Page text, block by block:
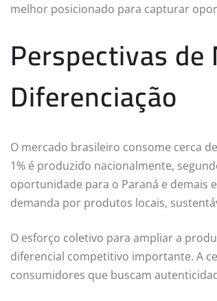
melhor posicionado para capturar
Perspectivas
Diferenciação
O mercado brasileiro consome cerca
1% é produzido nacionalmente,
oportunidade para o Paraná e demais
demanda por produtos locais,
O esforço coletivo para ampliar a
diferencial competitivo importante. A
consumidores que buscam